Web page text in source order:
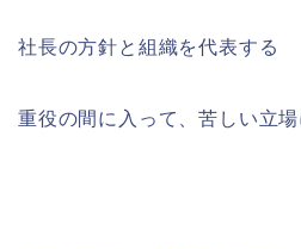
社長の方針と組織を代表する
重役の間に入って、苦しい立場